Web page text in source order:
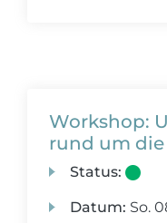
Workshop:
rund um die
Status:
Datum: So.